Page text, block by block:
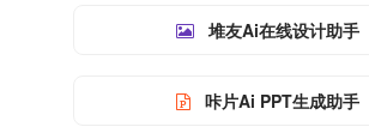
堆友Ai在线设计助手
咔片Ai PPT生成助手